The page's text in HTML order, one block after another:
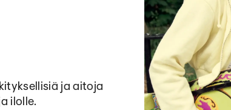
ja aitoja
ilolle.